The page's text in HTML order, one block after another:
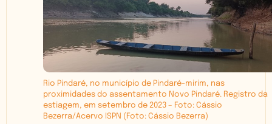
Rio Pindaré, no município de Pindaré-mirim, nas
proximidades do assentamento Novo Pindaré. Registro da
estiagem, em setembro de 2023 – Foto: Cássio
Bezerra/Acervo ISPN (Foto: Cássio Bezerra)